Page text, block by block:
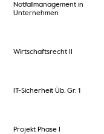
Notfallmanagement in
Unternehmen
Wirtschaftsrecht II
IT-Sicherheit Üb. Gr. 1
Projekt Phase I